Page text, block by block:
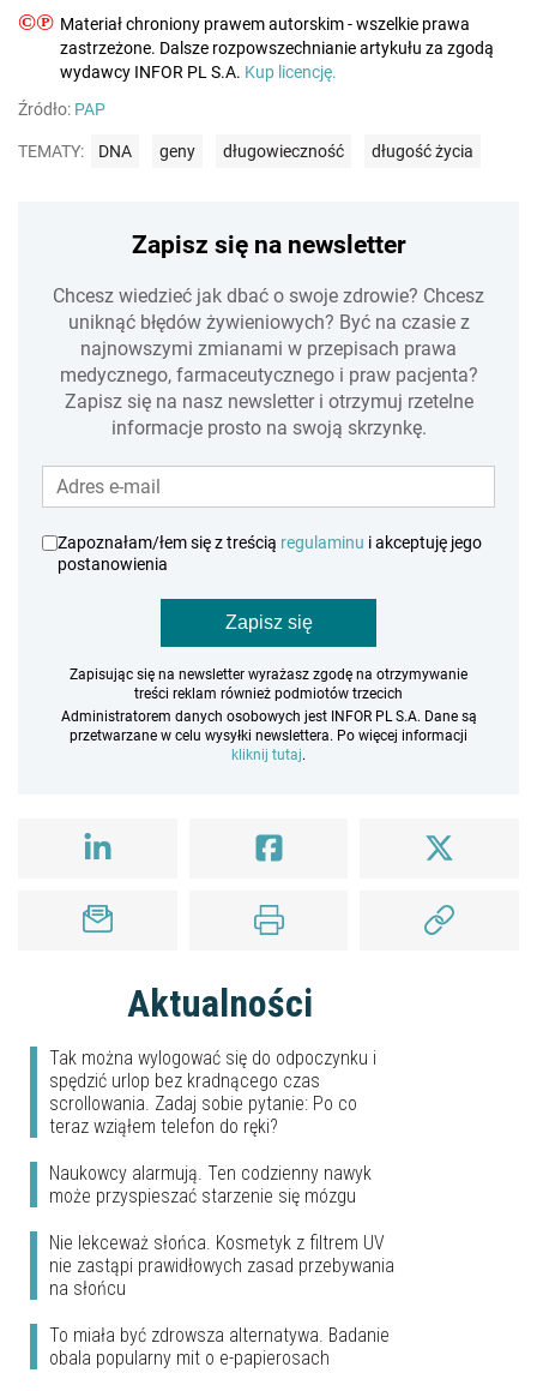
©℗ Materiał chroniony prawem autorskim - wszelkie prawa
zastrzeżone. Dalsze rozpowszechnianie artykułu za zgodą
wydawcy INFOR PL S.A. Kup licencję.
Źródło: PAP
TEMATY: DNA geny długowieczność długość życia
Zapisz się na newsletter
Chcesz wiedzieć jak dbać o swoje zdrowie? Chcesz
uniknąć błędów żywieniowych? Być na czasie z
najnowszymi zmianami w przepisach prawa
medycznego, farmaceutycznego i praw pacjenta?
Zapisz się na nasz newsletter i otrzymuj rzetelne
informacje prosto na swoją skrzynkę.
Zapoznałam/łem się z treścią regulaminu i akceptuję jego
postanowienia
Zapisz się
Zapisując się na newsletter wyrażasz zgodę na otrzymywanie
treści reklam również podmiotów trzecich
Administratorem danych osobowych jest INFOR PL S.A. Dane są
przetwarzane w celu wysyłki newslettera. Po więcej informacji
kliknij tutaj.
Aktualności
Tak można wylogować się do odpoczynku i
spędzić urlop bez kradnącego czas
scrollowania. Zadaj sobie pytanie: Po co
teraz wziąłem telefon do ręki?
Naukowcy alarmują. Ten codzienny nawyk
może przyspieszać starzenie się mózgu
Nie lekceważ słońca. Kosmetyk z filtrem UV
nie zastąpi prawidłowych zasad przebywania
na słońcu
To miała być zdrowsza alternatywa. Badanie
obala popularny mit o e-papierosach